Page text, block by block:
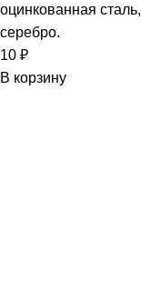
оцинкованная
серебро.
10 ₽
В корзину